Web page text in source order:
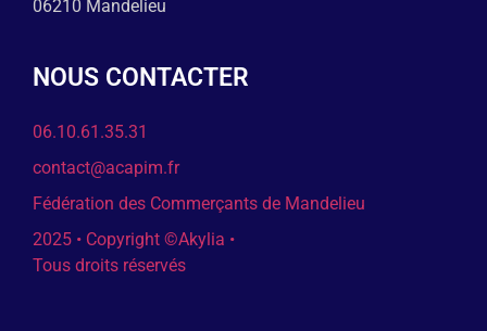
06210 Mandelieu
NOUS CONTACTER
06.10.61.35.31
contact@acapim.fr
Fédération des Commerçants de Mandelieu
2025 • Copyright ©Akylia •
Tous droits réservés